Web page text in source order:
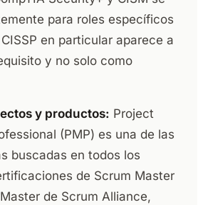
para roles específicos
en particular aparece a
y no solo como
y productos: Project
(PMP) es una de las
buscadas en todos los
de Scrum Master
de Scrum Alliance,